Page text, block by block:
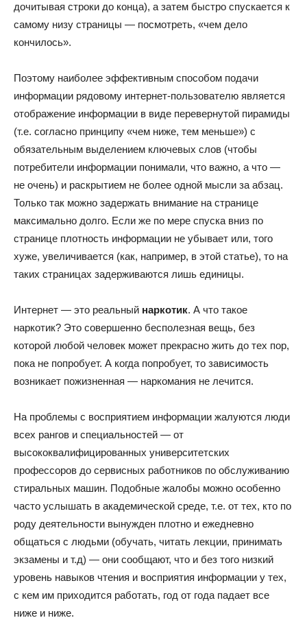
дочитывая строки до конца), а затем быстро спускается к
самому низу страницы — посмотреть, «чем дело
кончилось».
Поэтому наиболее эффективным способом подачи
информации рядовому интернет-пользователю является
отображение информации в виде перевернутой пирамиды
(т.е. согласно принципу «чем ниже, тем меньше») с
обязательным выделением ключевых слов (чтобы
потребители информации понимали, что важно, а что —
не очень) и раскрытием не более одной мысли за абзац.
Только так можно задержать внимание на странице
максимально долго. Если же по мере спуска вниз по
странице плотность информации не убывает или, того
хуже, увеличивается (как, например, в этой статье), то на
таких страницах задерживаются лишь единицы.
Интернет — это реальный наркотик. А что такое
наркотик? Это совершенно бесполезная вещь, без
которой любой человек может прекрасно жить до тех пор,
пока не попробует. А когда попробует, то зависимость
возникает пожизненная — наркомания не лечится.
На проблемы с восприятием информации жалуются люди
всех рангов и специальностей — от
высококвалифицированных университетских
профессоров до сервисных работников по обслуживанию
стиральных машин. Подобные жалобы можно особенно
часто услышать в академической среде, т.е. от тех, кто по
роду деятельности вынужден плотно и ежедневно
общаться с людьми (обучать, читать лекции, принимать
экзамены и т.д) — они сообщают, что и без того низкий
уровень навыков чтения и восприятия информации у тех,
с кем им приходится работать, год от года падает все
ниже и ниже.